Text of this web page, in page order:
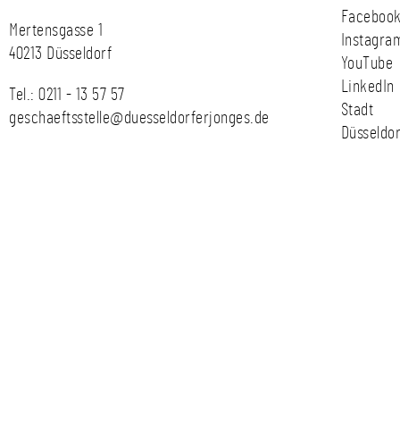
Mertensgasse 1
40213 Düsseldorf
Tel.: 0211 - 13 57 57
geschaeftsstelle@duesseldorferjonges.de
YouTube
LinkedIn
Stadt